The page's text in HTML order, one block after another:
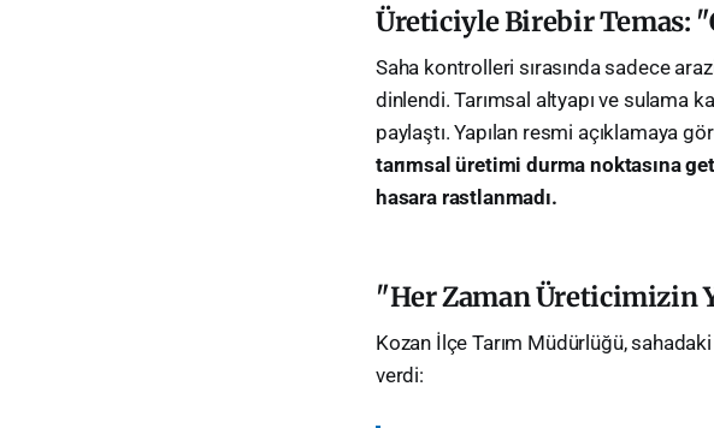
Üreticiyle Birebir Temas:
​Saha kontrolleri sırasında sadece
dinlendi. Tarımsal altyapı ve sulama
paylaştı. Yapılan resmi açıklamaya
tarımsal üretimi durma noktasına
hasara rastlanmadı.
"Her Zaman Üreticimizin
​Kozan İlçe Tarım Müdürlüğü,
verdi: